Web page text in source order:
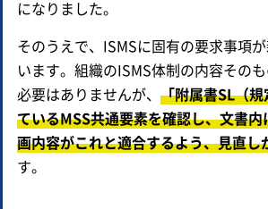
になりました。
そのうえで、ISMSに固有の要求事項
います。組織のISMS体制の内容その
必要はありませんが、 「附属書SL（
ているMSS共通要素を確認し、文書
画内容がこれと適合するよう、見直し
す。